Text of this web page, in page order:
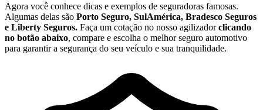
Agora você conhece dicas e exemplos de seguradoras famosas.
Algumas delas são Porto Seguro, SulAmérica, Bradesco Seguros
e Liberty Seguros. Faça um cotação no nosso agilizadorclicando
no botão abaixo, compare e escolha o melhor seguro automotivo
para garantir a segurança do seu veículo e sua tranquilidade.